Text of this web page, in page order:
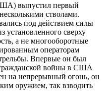
выпустил первый
стволами.
под действием силы
установленного сверху
а не многооборотные
операторам
Впервые он был
войны в США
на непрерывный огонь, он
оружием, так взводить